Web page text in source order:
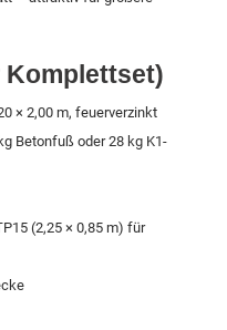
Komplettset)
× 2,00 m, feuerverzinkt
Betonfuß oder 28 kg K1-
(2,25 × 0,85 m) für